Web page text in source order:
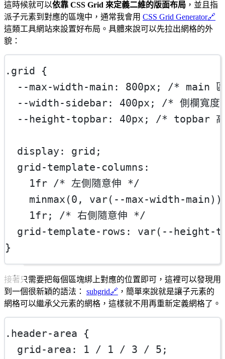
這時候就可以依靠 CSS Grid 來定義二維的版面布局 ，並且指
派子元素到對應的區塊中，通常我會用 CSS Grid Generator🔗
這類工具網站來設置好布局。具體來說可以先拉出網格的外
貌：
.grid
{
--max-width-main : 800px ; /* main 區
--width-sidebar: 400px ; /* 側欄寬
--height-topbar: 40px ; /* topbar
display : grid ;
grid-template-columns :
1fr /* 左側隨意伸 */
minmax (0 , var( --max-width-main
1fr; /* 右側隨意伸 */
grid-template-rows : var( --height-
}
接著只需要把每個區塊綁上對應的位置即可，這裡可以發現用
到一個很新穎的語法： subgrid🔗 ，簡單來說就是讓子元素的
網格可以繼承父元素的網格，這樣就不用再重新定義網格了。
.header-area {
grid-area : 1 / 1 / 3 / 5 ;